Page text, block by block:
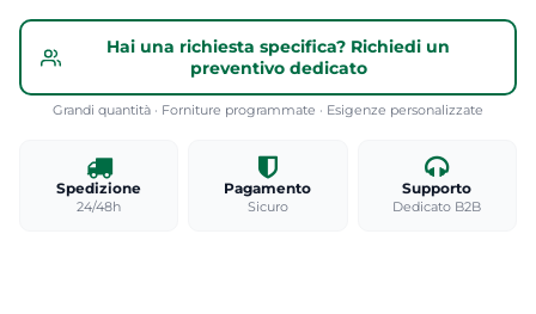
Hai una richiesta specifica? Richiedi un
preventivo dedicato
Grandi quantità · Forniture programmate · Esigenze personalizzate
Spedizione
24/48h
Pagamento
Sicuro
Supporto
Dedicato B2B